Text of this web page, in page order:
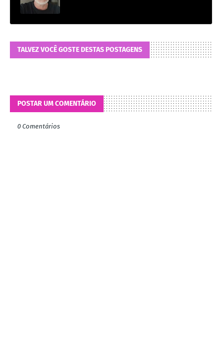
TALVEZ VOCÊ GOSTE DESTAS POSTAGENS
POSTAR UM COMENTÁRIO
0 Comentários